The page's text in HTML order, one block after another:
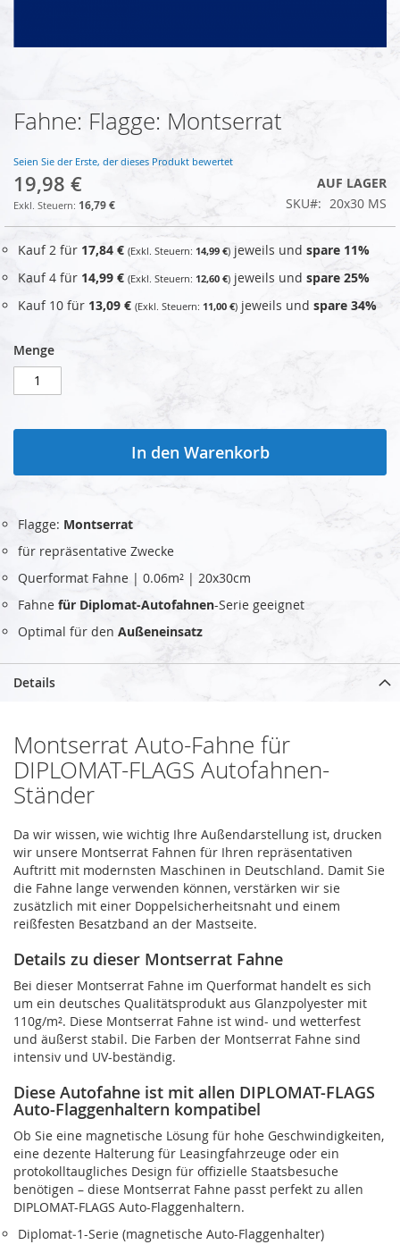
Zum
Anfang
Bildgalerie
springen
Fahne: Flagge: Montserrat
Seien Sie der Erste, der dieses Produkt bewertet
19,98 €
16,79 €
AUF LAGER
SKU
20x30 MS
Kauf 2 für 17,84 € 14,99 € jeweils und spare 11%
Kauf 4 für 14,99 € 12,60 € jeweils und spare 25%
Kauf 10 für 13,09 € 11,00 € jeweils und spare 34%
Menge
In den Warenkorb
Flagge: Montserrat
für repräsentative Zwecke
Querformat Fahne | 0.06m² | 20x30cm
Fahne für Diplomat-Autofahnen-Serie geeignet
Optimal für den Außeneinsatz
Details
Montserrat Auto-Fahne für
DIPLOMAT-FLAGS Autofahnen-
Ständer
Da wir wissen, wie wichtig Ihre Außendarstellung ist, drucken
wir unsere Montserrat Fahnen für Ihren repräsentativen
Auftritt mit modernsten Maschinen in Deutschland. Damit Sie
die Fahne lange verwenden können, verstärken wir sie
zusätzlich mit einer Doppelsicherheitsnaht und einem
reißfesten Besatzband an der Mastseite.
Details zu dieser Montserrat Fahne
Bei dieser Montserrat Fahne im Querformat handelt es sich
um ein deutsches Qualitätsprodukt aus Glanzpolyester mit
110g/m². Diese Montserrat Fahne ist wind- und wetterfest
und äußerst stabil. Die Farben der Montserrat Fahne sind
intensiv und UV-beständig.
Diese Autofahne ist mit allen DIPLOMAT-FLAGS
Auto-Flaggenhaltern kompatibel
Ob Sie eine magnetische Lösung für hohe Geschwindigkeiten,
eine dezente Halterung für Leasingfahrzeuge oder ein
protokolltaugliches Design für offizielle Staatsbesuche
benötigen – diese Montserrat Fahne passt perfekt zu allen
DIPLOMAT-FLAGS Auto-Flaggenhaltern.
Diplomat‑1-Serie (magnetische Auto-Flaggenhalter)